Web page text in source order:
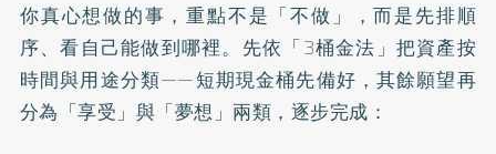
你真心想做的事，重點不是「不做」，而是先排順
序、看自己能做到哪裡。先依「3桶金法」把資產按
時間與用途分類——短期現金桶先備好，其餘願望再
分為「享受」與「夢想」兩類，逐步完成：